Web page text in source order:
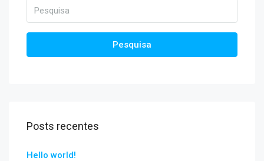
Pesquisa
Posts recentes
Hello world!